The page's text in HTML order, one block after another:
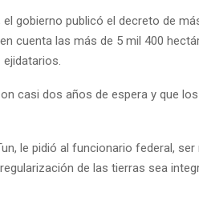
gobierno publicó el decreto de
cuenta las más de 5 mil 400
casi dos años de espera y que
le pidió al funcionario federal,
de las tierras sea